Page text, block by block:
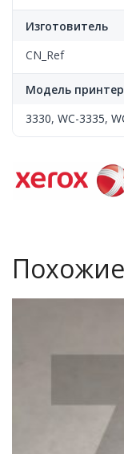
RefИзготовитель
CN_Ref
Модель
3330, WC-3335,
Похожие